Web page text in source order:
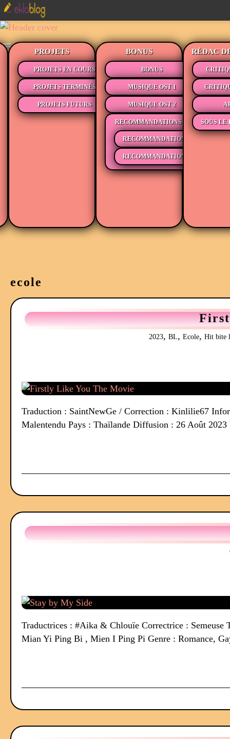
PROJETS
PROJETS EN COURS
PROJETS TERMINÉS
PROJETS FUTURS
BONUS
BONUS
MUSIQUE OST 1
MUSIQUE OST 2
RECOMMANDATIONS
RECOMMANDATIONS MÉDIAS
RECOMMANDATIONS LECTURE
RÉDAC
SOUS
ecole
2023, BL, Ecole, Hit bite
Traduction : SaintNewGe / Correction : Kinlilie67
Malentendu Pays : Thaïlande Diffusion : 26 Août
Traductrices : #Aika & Chlouïe Correctrice :
Mian Yi Ping Bi , Mien I Ping Pi Genre : Romance,